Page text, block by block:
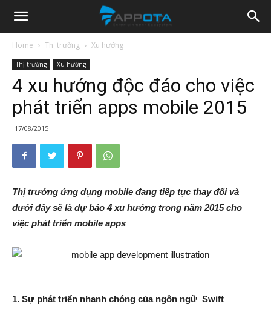
Appota
News
Home Thị trường Xu hướng
Thị trường Xu hướng
4 xu hướng độc đáo cho việc
phát triển apps mobile 2015
17/08/2015
Thị trướng ứng dụng mobile đang tiếp tục thay đổi và
dưới đây sẽ là dự báo 4 xu hướng trong năm 2015 cho
việc phát triển mobile apps
1. Sự phát triển nhanh chóng của ngôn ngữ Swift